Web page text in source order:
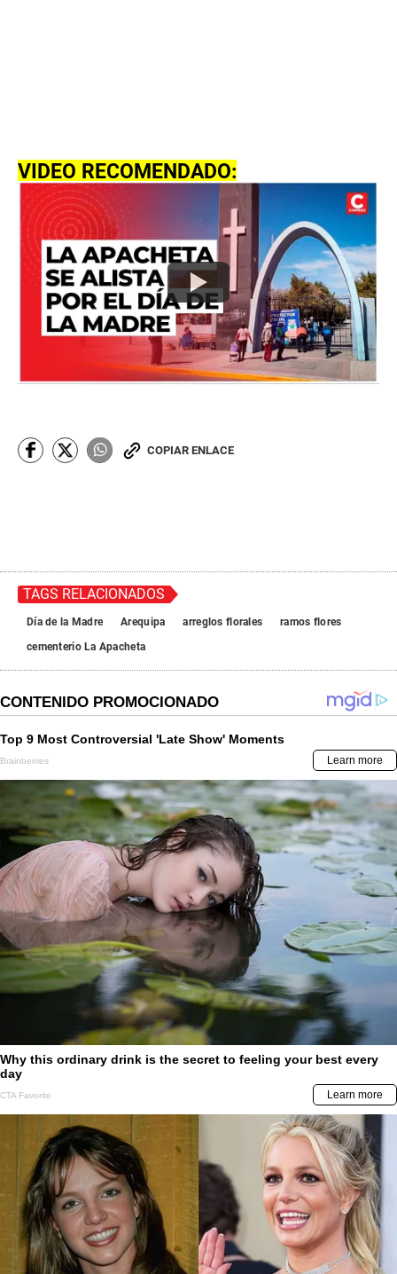
VIDEO RECOMENDADO:
COPIAR ENLACE
TAGS RELACIONADOS
Día de la Madre Arequipa arreglos florales
ramos flores
cementerio La Apacheta